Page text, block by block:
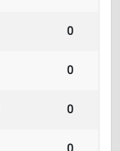
0
0
0